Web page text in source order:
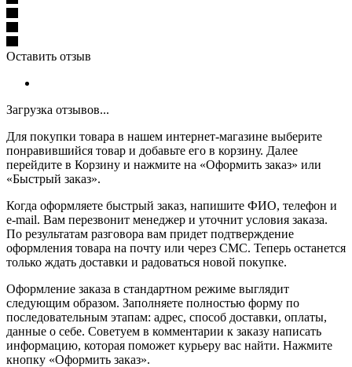
Оставить отзыв
Загрузка отзывов...
Для покупки товара в нашем интернет-магазине выберите
понравившийся товар и добавьте его в корзину. Далее
перейдите в Корзину и нажмите на «Оформить заказ» или
«Быстрый заказ».
Когда оформляете быстрый заказ, напишите ФИО, телефон и
e-mail. Вам перезвонит менеджер и уточнит условия заказа.
По результатам разговора вам придет подтверждение
оформления товара на почту или через СМС. Теперь останется
только ждать доставки и радоваться новой покупке.
Оформление заказа в стандартном режиме выглядит
следующим образом. Заполняете полностью форму по
последовательным этапам: адрес, способ доставки, оплаты,
данные о себе. Советуем в комментарии к заказу написать
информацию, которая поможет курьеру вас найти. Нажмите
кнопку «Оформить заказ».